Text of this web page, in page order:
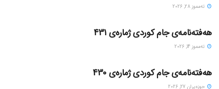
ته‌مموز 28, 2026
هەفتەنامەی جام کوردی ژمارەی 431
ته‌مموز 14, 2026
هەفتەنامەی جام کوردی ژمارەی 430
حوزه‌یران 27, 2026